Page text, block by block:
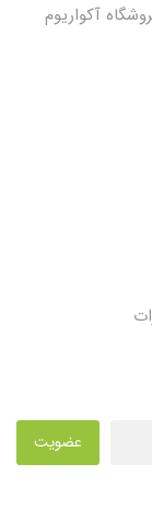
آکواریوم
عضویت